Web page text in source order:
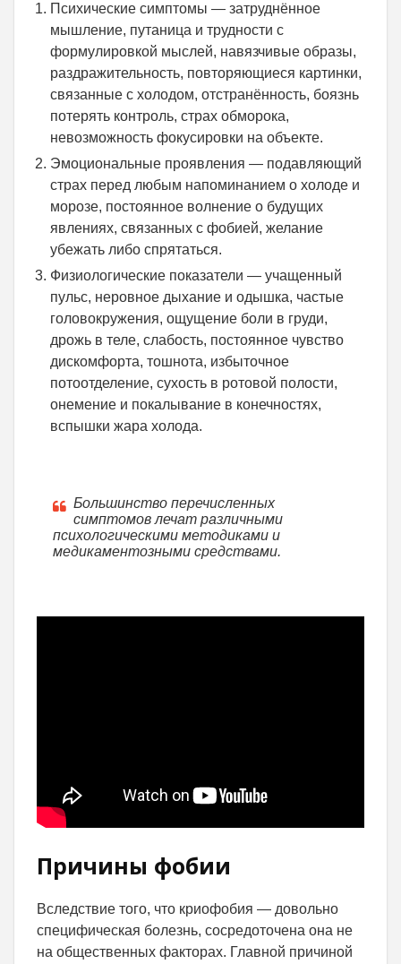
Психические симптомы — затруднённое
мышление, путаница и трудности с
формулировкой мыслей, навязчивые образы,
раздражительность, повторяющиеся картинки,
связанные с холодом, отстранённость, боязнь
потерять контроль, страх обморока,
невозможность фокусировки на объекте.
Эмоциональные проявления — подавляющий
страх перед любым напоминанием о холоде и
морозе, постоянное волнение о будущих
явлениях, связанных с фобией, желание
убежать либо спрятаться.
Физиологические показатели — учащенный
пульс, неровное дыхание и одышка, частые
головокружения, ощущение боли в груди,
дрожь в теле, слабость, постоянное чувство
дискомфорта, тошнота, избыточное
потоотделение, сухость в ротовой полости,
онемение и покалывание в конечностях,
вспышки жара холода.
Большинство перечисленных
симптомов лечат различными
психологическими методиками и
медикаментозными средствами.
Причины фобии
Вследствие того, что криофобия — довольно
специфическая болезнь, сосредоточена она не
на общественных факторах. Главной причиной